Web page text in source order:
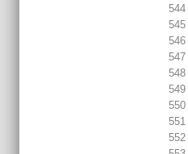
544
545
546
547
548
549
550
551
552